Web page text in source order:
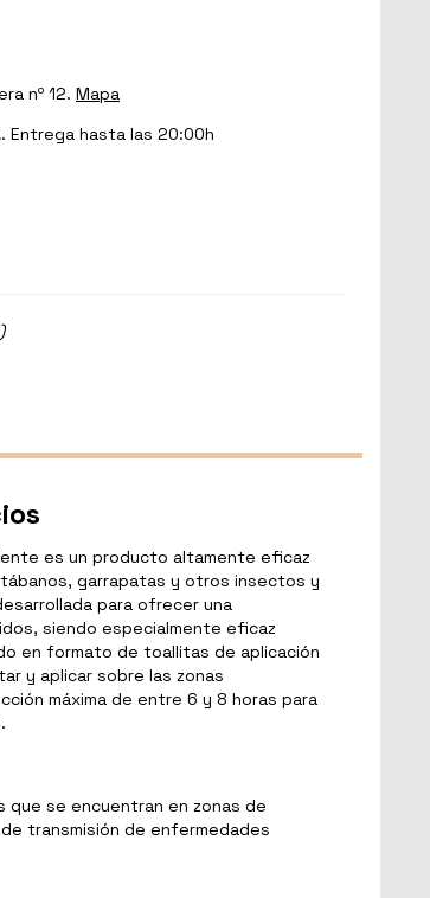
nº 12. Mapa
. Entrega hasta las 20:00h
es un producto altamente eficaz
garrapatas y otros insectos y
para ofrecer una
siendo especialmente eficaz
en formato de toallitas de aplicación
y aplicar sobre las zonas
máxima de entre 6 y 8 horas para
se encuentran en zonas de
transmisión de enfermedades